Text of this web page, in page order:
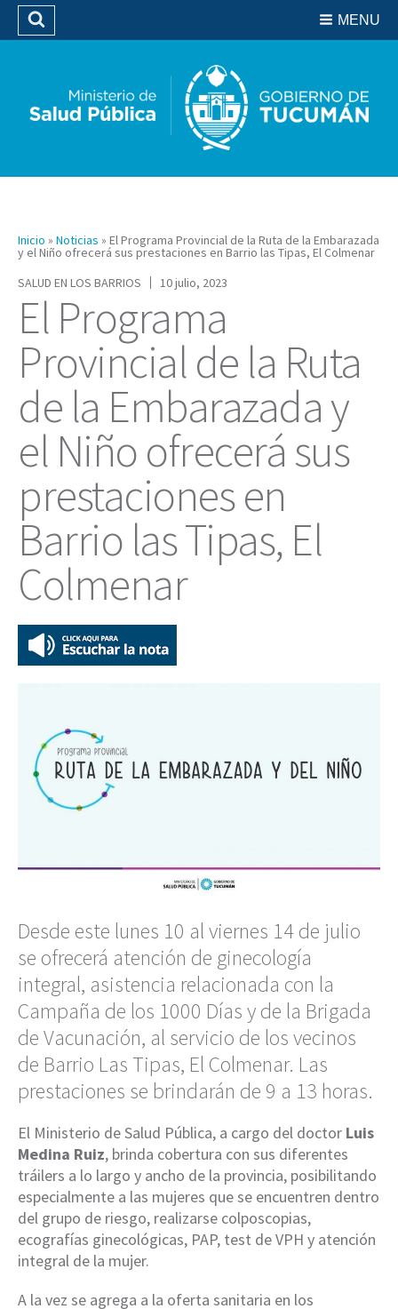
Biblioteca
MENU
Buscar
Inicio » Noticias » El Programa Provincial de la Ruta de la Embarazada
y el Niño ofrecerá sus prestaciones en Barrio las Tipas, El Colmenar
SALUD EN LOS BARRIOS
10 julio, 2023
El Programa
Provincial de la Ruta
de la Embarazada y
el Niño ofrecerá sus
prestaciones en
Barrio las Tipas, El
Colmenar
Desde este lunes 10 al viernes 14 de julio
se ofrecerá atención de ginecología
integral, asistencia relacionada con la
Campaña de los 1000 Días y de la Brigada
de Vacunación, al servicio de los vecinos
de Barrio Las Tipas, El Colmenar. Las
prestaciones se brindarán de 9 a 13 horas.
El Ministerio de Salud Pública, a cargo del doctor Luis
Medina Ruiz, brinda cobertura con sus diferentes
tráilers a lo largo y ancho de la provincia, posibilitando
especialmente a las mujeres que se encuentren dentro
del grupo de riesgo, realizarse colposcopias,
ecografías ginecológicas, PAP, test de VPH y atención
integral de la mujer.
A la vez se agrega a la oferta sanitaria en los